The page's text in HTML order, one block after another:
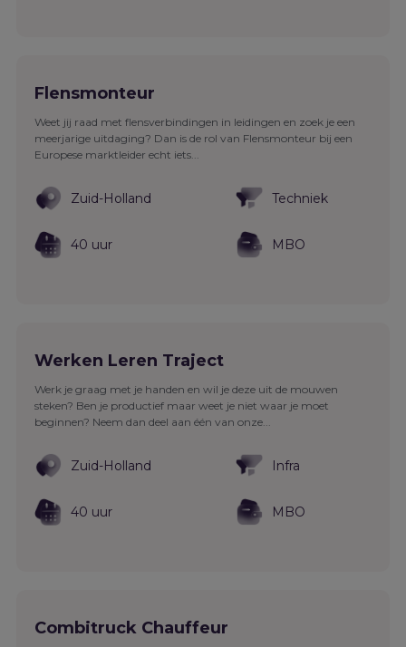
Flensmonteur
Weet jij raad met flensverbindingen in leidingen en zoek je een
meerjarige uitdaging? Dan is de rol van Flensmonteur bij een
Europese marktleider echt iets...
Zuid-Holland Techniek
40 uur MBO
Werken Leren Traject
Werk je graag met je handen en wil je deze uit de mouwen
steken? Ben je productief maar weet je niet waar je moet
beginnen? Neem dan deel aan één van onze...
Zuid-Holland Infra
40 uur MBO
Combitruck Chauffeur